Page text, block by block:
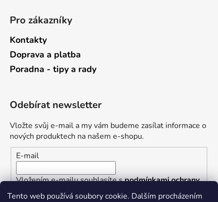
Tento web používá soubory cookie. Dalším procházením
Pro zákazníky
Kontakty
Doprava a platba
Poradna - tipy a rady
Odebírat newsletter
Vložte svůj e-mail a my vám budeme zasílat informace o
nových produktech na našem e-shopu.
E-mail
Vložením e-mailu souhlasíte spodmínkami ochrany
osobních údajů